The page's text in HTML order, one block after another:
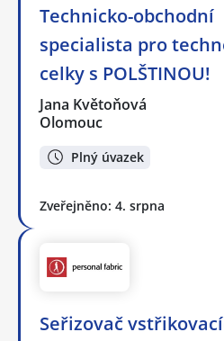
Technicko-obchodní
specialista pro
celky s POLŠTINOU!
Jana Květoňová
Olomouc
Plný úvazek
Zveřejněno: 4. srpna
Seřizovač